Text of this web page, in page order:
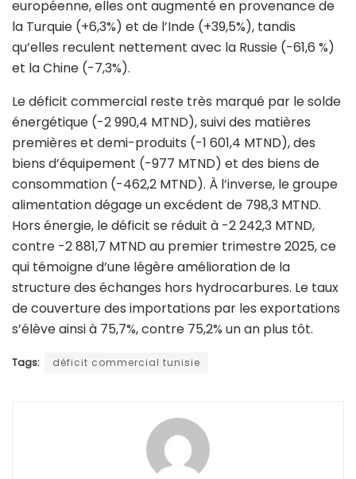
européenne, elles ont augmenté en provenance de
la Turquie (+6,3%) et de l’Inde (+39,5%), tandis
qu’elles reculent nettement avec la Russie (-61,6 %)
et la Chine (-7,3%).
Le déficit commercial reste très marqué par le solde
énergétique (-2 990,4 MTND), suivi des matières
premières et demi-produits (-1 601,4 MTND), des
biens d’équipement (-977 MTND) et des biens de
consommation (-462,2 MTND). À l’inverse, le groupe
alimentation dégage un excédent de 798,3 MTND.
Hors énergie, le déficit se réduit à -2 242,3 MTND,
contre -2 881,7 MTND au premier trimestre 2025, ce
qui témoigne d’une légère amélioration de la
structure des échanges hors hydrocarbures. Le taux
de couverture des importations par les exportations
s’élève ainsi à 75,7%, contre 75,2% un an plus tôt.
Tags: déficit commercial tunisie